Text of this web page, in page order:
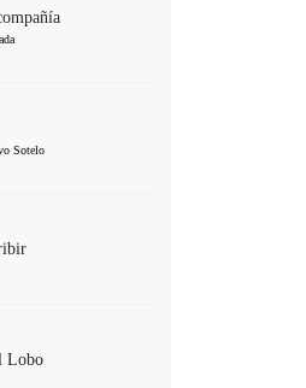
Sotelo
Lobo